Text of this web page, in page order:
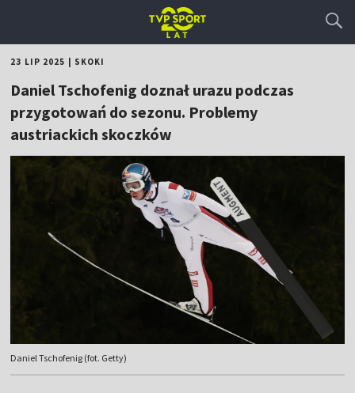
23 LIP 2025 SKOKI
Daniel Tschofenig doznał urazu podczas
przygotowań do sezonu. Problemy
austriackich skoczków
Daniel Tschofenig (fot. Getty)